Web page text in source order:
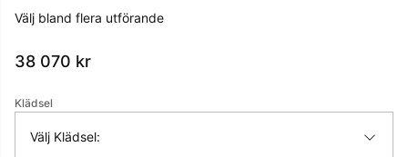
Välj bland flera utförande
38 070 kr
Klädsel
Välj Klädsel: